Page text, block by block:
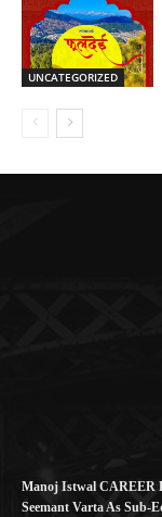
UNCATEGORIZED
Manoj Istwal CAREER
Seemant Varta As Sub-